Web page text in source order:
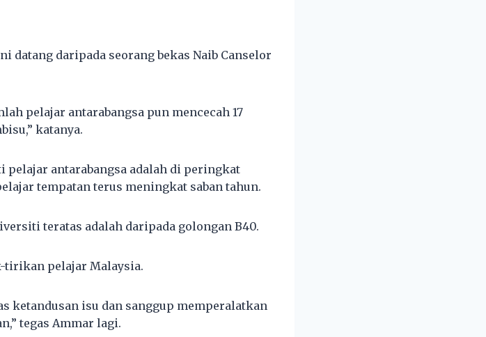
datang daripada seorang bekas Naib Canselor
pelajar antarabangsa pun mencecah 17
katanya.
antarabangsa adalah di peringkat
tempatan terus meningkat saban tahun.
teratas adalah daripada golongan B40.
tirikan pelajar Malaysia.
ketandusan isu dan sanggup memperalatkan
tegas Ammar lagi.